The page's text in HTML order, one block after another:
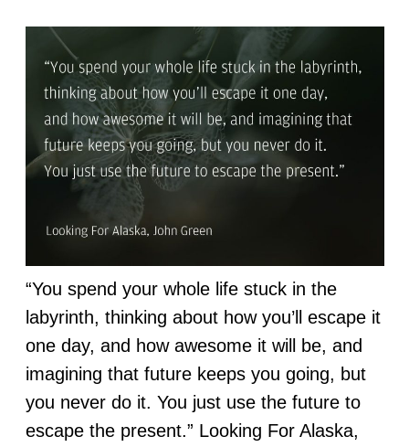
“You spend your whole life stuck in the
labyrinth, thinking about how you’ll escape it
one day, and how awesome it will be, and
imagining that future keeps you going, but
you never do it. You just use the future to
escape the present.” Looking For Alaska,